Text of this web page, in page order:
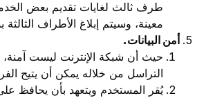
طرف ثالث لغايات تقديم بعض
معينة، وسيتم إبلاغ الأطراف
أمن البيانات.
حيث أن شبكة الإنترنت ليست آمنة،
التراسل من خلاله يمكن أن يتيح
يُقر المستخدم ويتعهد بأن